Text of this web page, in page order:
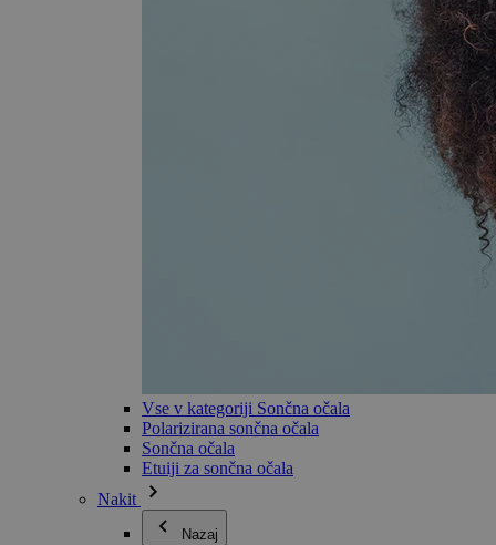
Vse v kategoriji Sončna očala
Polarizirana sončna očala
Sončna očala
Etuiji za sončna očala
Nakit
Nazaj